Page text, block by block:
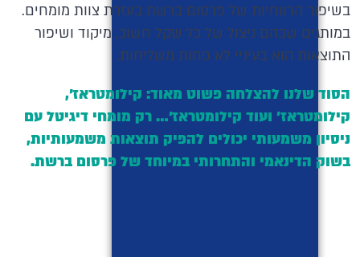
בשיפור הרווחיות של פרסום ברשת בעזרת צוות מומחים.
במותגים שבהם ניצול של כל שקל חשוב, מיקוד ושיפור
התוצאות הוא בעיניי לא פחות משליחות.
הסוד שלנו להצלחה פשוט מאוד: קילומטראז',
קילומטראז' ועוד קילומטראז'… רק מומחי דיגיטל עם
ניסיון משמעותי יכולים להפיק תוצאות משמעותיות,
בשוק הדינאמי והתחרותי במיוחד של פרסום ברשת.